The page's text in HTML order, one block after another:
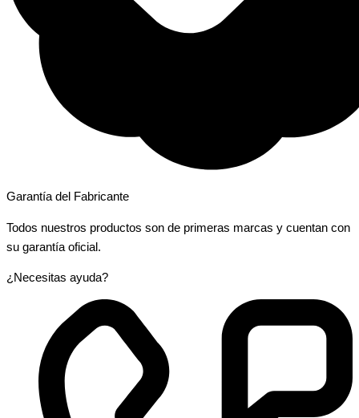
Garantía del Fabricante
Todos nuestros productos son de primeras marcas y cuentan con
su garantía oficial.
¿Necesitas ayuda?